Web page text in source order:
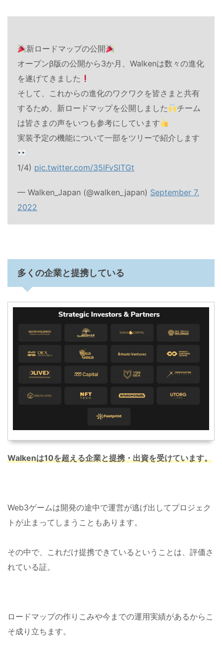
新ロードマップの公開
オープンβ版の公開から3か月、Walkenは数々の進化
を遂げてきました
そして、これからの進化のワクワクを皆さまと共有
するため、新ロードマップを公開しました
チーム
は皆さまの声をいつも参考にしています
実装予定の機能について一部をツリーで紹介します
1/4) pic.twitter.com/35lFvSITGt
— Walken_Japan (@walken_japan) September 7,
2022
多くの企業と提携している
Walkenは10を超える企業と提携・出資を受けています。
Web3ゲームは開発の途中で運営が逃げ出してプロジェク
トが止まってしまうこともあります。
その中で、これだけ提携できているということは、評価さ
れている証。
ロードマップの作りこみや今までの運用実績があるからこ
そ成り立ちます。